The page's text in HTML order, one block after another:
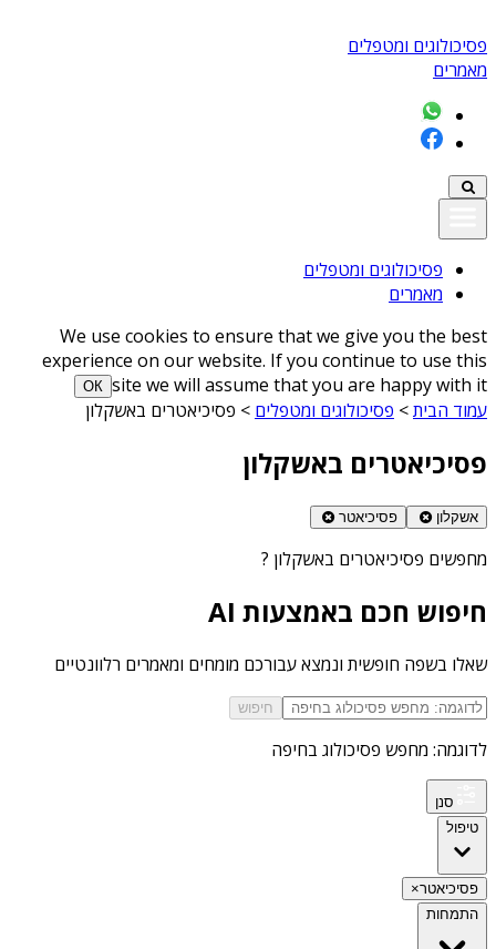
פסיכולוגים ומטפלים
מאמרים
פסיכולוגים ומטפלים
מאמרים
We use cookies to ensure that we give you the best
experience on our website. If you continue to use this
site we will assume that you are happy with it
ОК
עמוד הבית> פסיכולוגים ומטפלים > פסיכיאטרים באשקלון
פסיכיאטרים באשקלון
אשקלון פסיכיאטר
מחפשים פסיכיאטרים באשקלון ?
חיפוש חכם באמצעות AI
שאלו בשפה חופשית ונמצא עבורכם מומחים ומאמרים רלוונטיים
חיפוש
לדוגמה: מחפש פסיכולוג בחיפה
סנן
טיפול
פסיכיאטר×
התמחות